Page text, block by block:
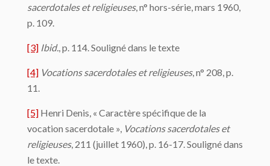
sacerdotales et religieuses, n° hors-série, mars 1960,
p. 109.
[3] Ibid. , p. 114. Souligné dans le texte
[4] Vocations sacerdotales et religieuses, n° 208, p.
11.
[5] Henri Denis, « Caractère spécifique de la
vocation sacerdotale », Vocations sacerdotales et
religieuses, 211 (juillet 1960), p. 16-17. Souligné dans
le texte.